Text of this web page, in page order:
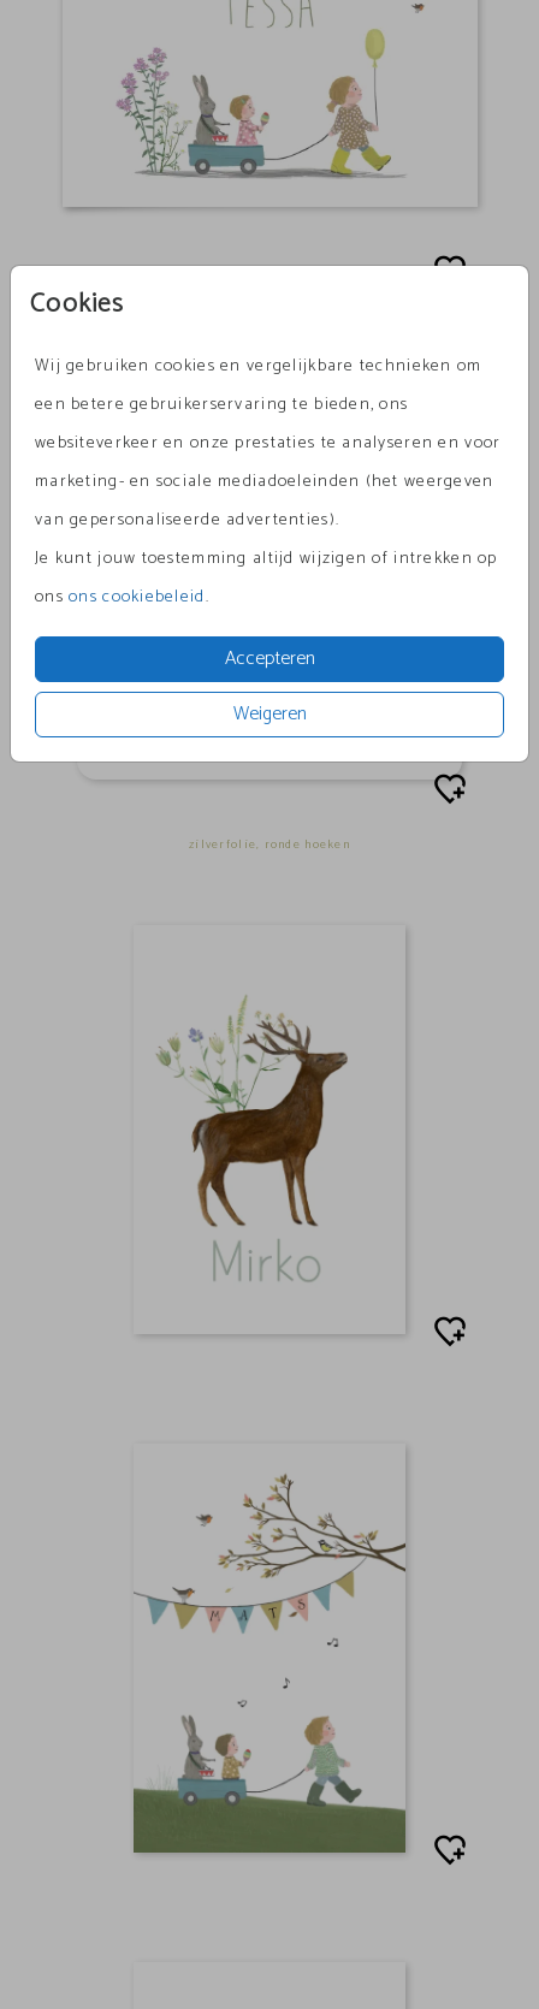
Cookies
Wij gebruiken cookies en vergelijkbare technieken om
een betere gebruikerservaring te bieden, ons
websiteverkeer en onze prestaties te analyseren en voor
marketing- en sociale mediadoeleinden (het weergeven
van gepersonaliseerde advertenties).
Je kunt jouw toestemming altijd wijzigen of intrekken op
onsons cookiebeleid.
Accepteren
Weigeren
zilverfolie, ronde hoeken